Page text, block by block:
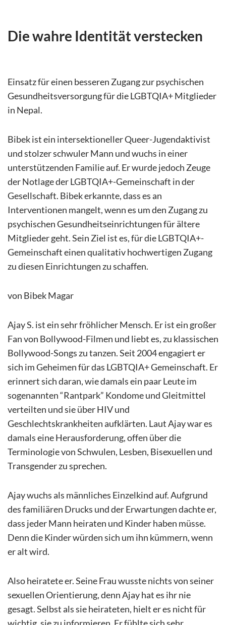
Die wahre Identität verstecken
Einsatz für einen besseren Zugang zur psychischen
Gesundheitsversorgung für die LGBTQIA+ Mitglieder
in Nepal.
Bibek ist ein intersektioneller Queer-Jugendaktivist
und stolzer schwuler Mann und wuchs in einer
unterstützenden Familie auf. Er wurde jedoch Zeuge
der Notlage der LGBTQIA+-Gemeinschaft in der
Gesellschaft. Bibek erkannte, dass es an
Interventionen mangelt, wenn es um den Zugang zu
psychischen Gesundheitseinrichtungen für ältere
Mitglieder geht. Sein Ziel ist es, für die LGBTQIA+-
Gemeinschaft einen qualitativ hochwertigen Zugang
zu diesen Einrichtungen zu schaffen.
von Bibek Magar
Ajay S. ist ein sehr fröhlicher Mensch. Er ist ein großer
Fan von Bollywood-Filmen und liebt es, zu klassischen
Bollywood-Songs zu tanzen. Seit 2004 engagiert er
sich im Geheimen für das LGBTQIA+ Gemeinschaft. Er
erinnert sich daran, wie damals ein paar Leute im
sogenannten “Rantpark” Kondome und Gleitmittel
verteilten und sie über HIV und
Geschlechtskrankheiten aufklärten. Laut Ajay war es
damals eine Herausforderung, offen über die
Terminologie von Schwulen, Lesben, Bisexuellen und
Transgender zu sprechen.
Ajay wuchs als männliches Einzelkind auf. Aufgrund
des familiären Drucks und der Erwartungen dachte er,
dass jeder Mann heiraten und Kinder haben müsse.
Denn die Kinder würden sich um ihn kümmern, wenn
er alt wird.
Also heiratete er. Seine Frau wusste nichts von seiner
sexuellen Orientierung, denn Ajay hat es ihr nie
gesagt. Selbst als sie heirateten, hielt er es nicht für